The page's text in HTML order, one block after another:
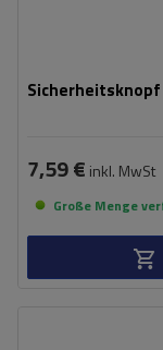
Sicherheitsknopf
7,59 € inkl. MwSt
Große Menge